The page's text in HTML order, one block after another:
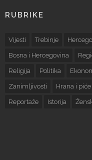
RUBRIKE
Vijesti Trebinje
Bosna i Hercegovina
Religija Politika
Zanimljivosti Hrana i piće
Reportaže Istorija